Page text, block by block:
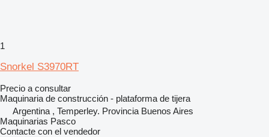
1
Snorkel S3970RT
Precio a consultar
Maquinaria de construcción - plataforma de tijera
Argentina , Temperley. Provincia Buenos Aires
Maquinarias Pasco
Contacte con el vendedor